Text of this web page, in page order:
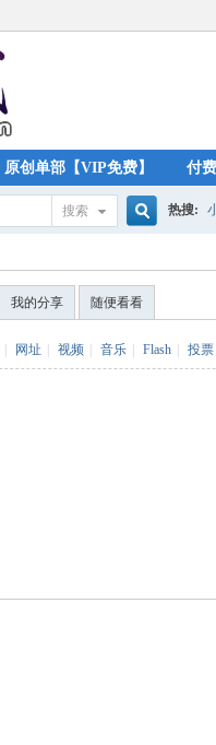
原创单部【VIP免费】 付
搜索 热搜:
我的分享 随便看看
网址 视频 音乐 Flash 投票